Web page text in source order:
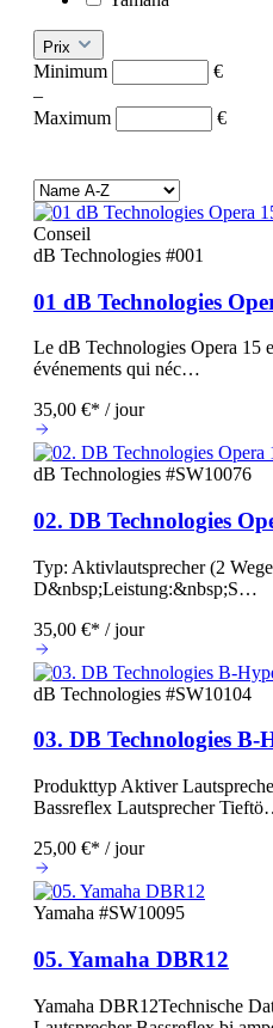
Prix
Minimum
€
–
Maximum
€
Conseil
dB Technologies #001
01 dB Technologies
Le dB Technologies Opera 15
événements qui néc…
35,00 €* / jour
dB Technologies #SW10076
02. DB Technologies
Typ: Aktivlautsprecher (2
D&nbsp;Leistung:&nbsp;S…
35,00 €* / jour
dB Technologies #SW10104
03. DB Technologies B-
Produkttyp Aktiver
Bassreflex Lautsprecher
25,00 €* / jour
Yamaha #SW10095
05. Yamaha DBR12
Yamaha DBR12Technische